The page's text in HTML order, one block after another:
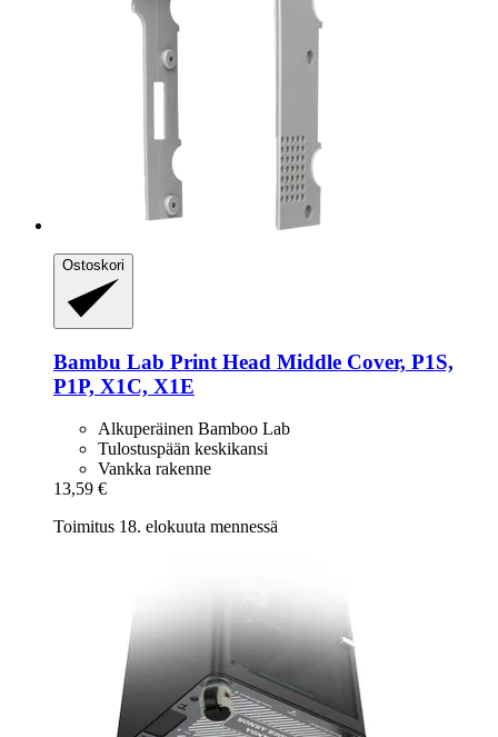
Ostoskori
Bambu Lab Print Head Middle Cover, P1S,
P1P, X1C, X1E
Alkuperäinen Bamboo Lab
Tulostuspään keskikansi
Vankka rakenne
13,59 €
Toimitus 18. elokuuta mennessä